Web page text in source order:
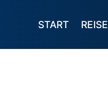
START REISE